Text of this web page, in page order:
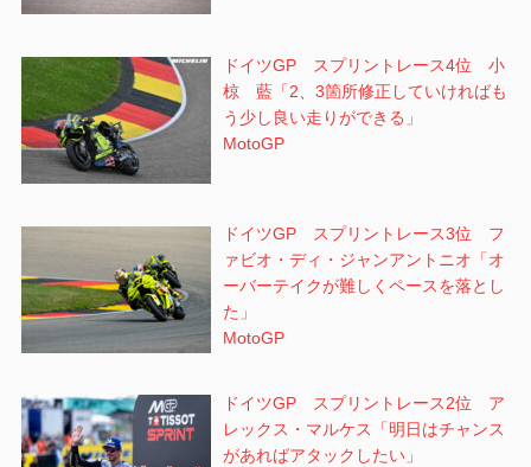
ドイツGP スプリントレース4位 小
椋 藍「2、3箇所修正していければも
う少し良い走りができる」
MotoGP
ドイツGP スプリントレース3位 フ
ァビオ・ディ・ジャンアントニオ「オ
ーバーテイクが難しくペースを落とし
た」
MotoGP
ドイツGP スプリントレース2位 ア
レックス・マルケス「明日はチャンス
があればアタックしたい」